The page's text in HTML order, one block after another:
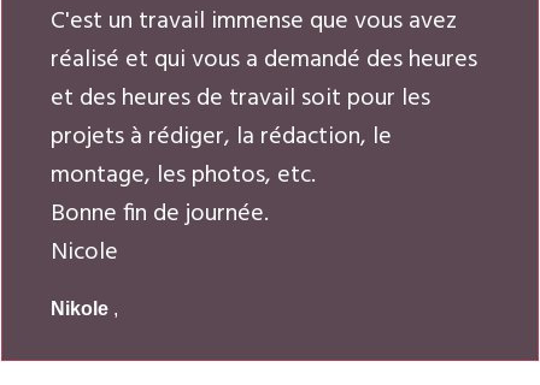
C'est un travail immense que vous avez
réalisé et qui vous a demandé des heures
et des heures de travail soit pour les
projets à rédiger, la rédaction, le
montage, les photos, etc.
Bonne fin de journée.
Nicole
Nikole ,